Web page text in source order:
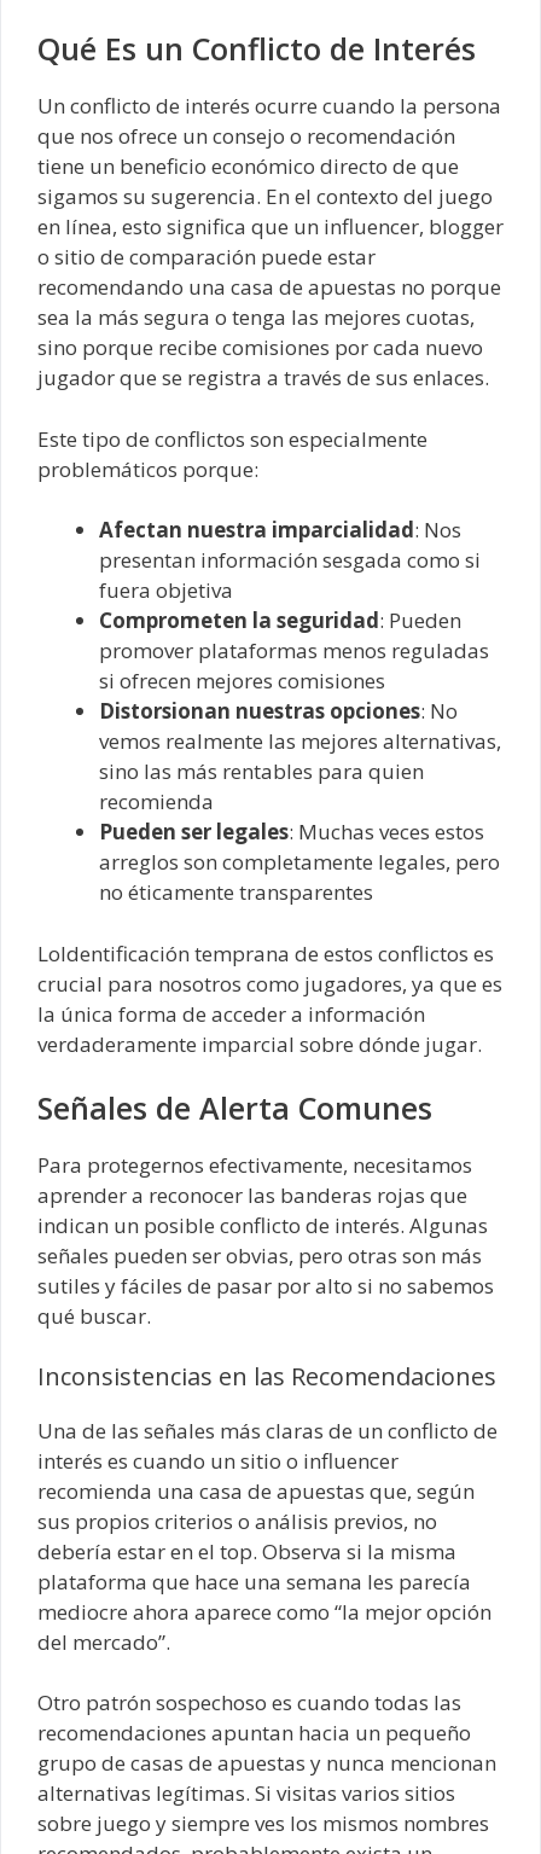
Qué Es un Conflicto de Interés
Un conflicto de interés ocurre cuando la persona
que nos ofrece un consejo o recomendación
tiene un beneficio económico directo de que
sigamos su sugerencia. En el contexto del juego
en línea, esto significa que un influencer, blogger
o sitio de comparación puede estar
recomendando una casa de apuestas no porque
sea la más segura o tenga las mejores cuotas,
sino porque recibe comisiones por cada nuevo
jugador que se registra a través de sus enlaces.
Este tipo de conflictos son especialmente
problemáticos porque:
Afectan nuestra imparcialidad: Nos
presentan información sesgada como si
fuera objetiva
Comprometen la seguridad: Pueden
promover plataformas menos reguladas
si ofrecen mejores comisiones
Distorsionan nuestras opciones: No
vemos realmente las mejores alternativas,
sino las más rentables para quien
recomienda
Pueden ser legales: Muchas veces estos
arreglos son completamente legales, pero
no éticamente transparentes
LoIdentificación temprana de estos conflictos es
crucial para nosotros como jugadores, ya que es
la única forma de acceder a información
verdaderamente imparcial sobre dónde jugar.
Señales de Alerta Comunes
Para protegernos efectivamente, necesitamos
aprender a reconocer las banderas rojas que
indican un posible conflicto de interés. Algunas
señales pueden ser obvias, pero otras son más
sutiles y fáciles de pasar por alto si no sabemos
qué buscar.
Inconsistencias en las Recomendaciones
Una de las señales más claras de un conflicto de
interés es cuando un sitio o influencer
recomienda una casa de apuestas que, según
sus propios criterios o análisis previos, no
debería estar en el top. Observa si la misma
plataforma que hace una semana les parecía
mediocre ahora aparece como “la mejor opción
del mercado”.
Otro patrón sospechoso es cuando todas las
recomendaciones apuntan hacia un pequeño
grupo de casas de apuestas y nunca mencionan
alternativas legítimas. Si visitas varios sitios
sobre juego y siempre ves los mismos nombres